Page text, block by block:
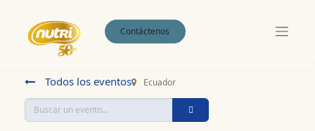
Contáctenos
Todos los eventos Ecuador